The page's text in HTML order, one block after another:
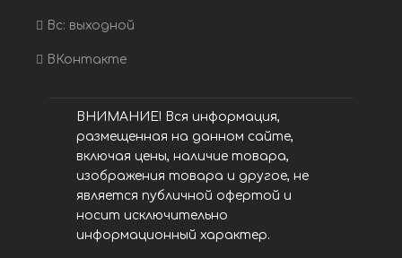
Вс: выходной
ВКонтакте
ВНИМАНИЕ! Вся информация,
размещенная на данном сайте,
включая цены, наличие товара,
изображения товара и другое, не
является публичной офертой и
носит исключительно
информационный характер.